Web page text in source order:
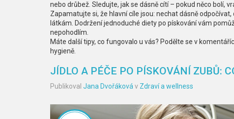
nebo drůbež. Sledujte, jak se dásně cítí – pokud něco bolí,
Zapamatujte si, že hlavní cíle jsou: nechat dásně
látkám. Dodržení jednoduché diety po pískování vám
nepohodlím.
Máte další tipy, co fungovalo u vás? Podělte se v
hygieně.
JÍDLO A PÉČE PO PÍSKOVÁNÍ ZUBŮ:
Publikoval Jana Dvořáková v Zdraví a wellness